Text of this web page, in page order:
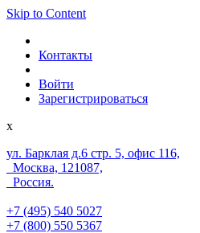
Skip to Content
Контакты
Войти
Зарегистрироваться
x
ул. Барклая д.6 стр. 5, офис 116,
Москва, 121087,
Россия.
+7 (495) 540 5027
+7 (800) 550 5367